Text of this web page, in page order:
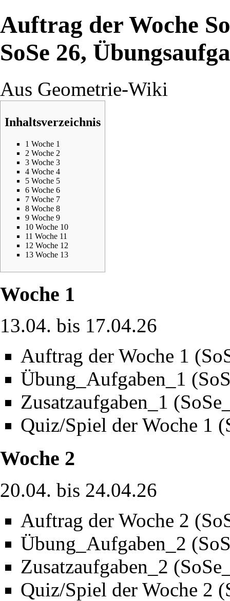
Auftrag der Woche
SoSe 26,
Aus Geometrie-Wiki
Inhaltsverzeichnis
1 Woche 1
2 Woche 2
3 Woche 3
4 Woche 4
5 Woche 5
6 Woche 6
7 Woche 7
8 Woche 8
9 Woche 9
10 Woche 10
11 Woche 11
12 Woche 12
13 Woche 13
Woche 1
13.04. bis 17.04.26
Auftrag der Woche 1
Übung_Aufgaben_1
Zusatzaufgaben_1
Quiz/Spiel der Woche 1
Woche 2
20.04. bis 24.04.26
Auftrag der Woche 2
Übung_Aufgaben_2
Zusatzaufgaben_2
Quiz/Spiel der Woche 2